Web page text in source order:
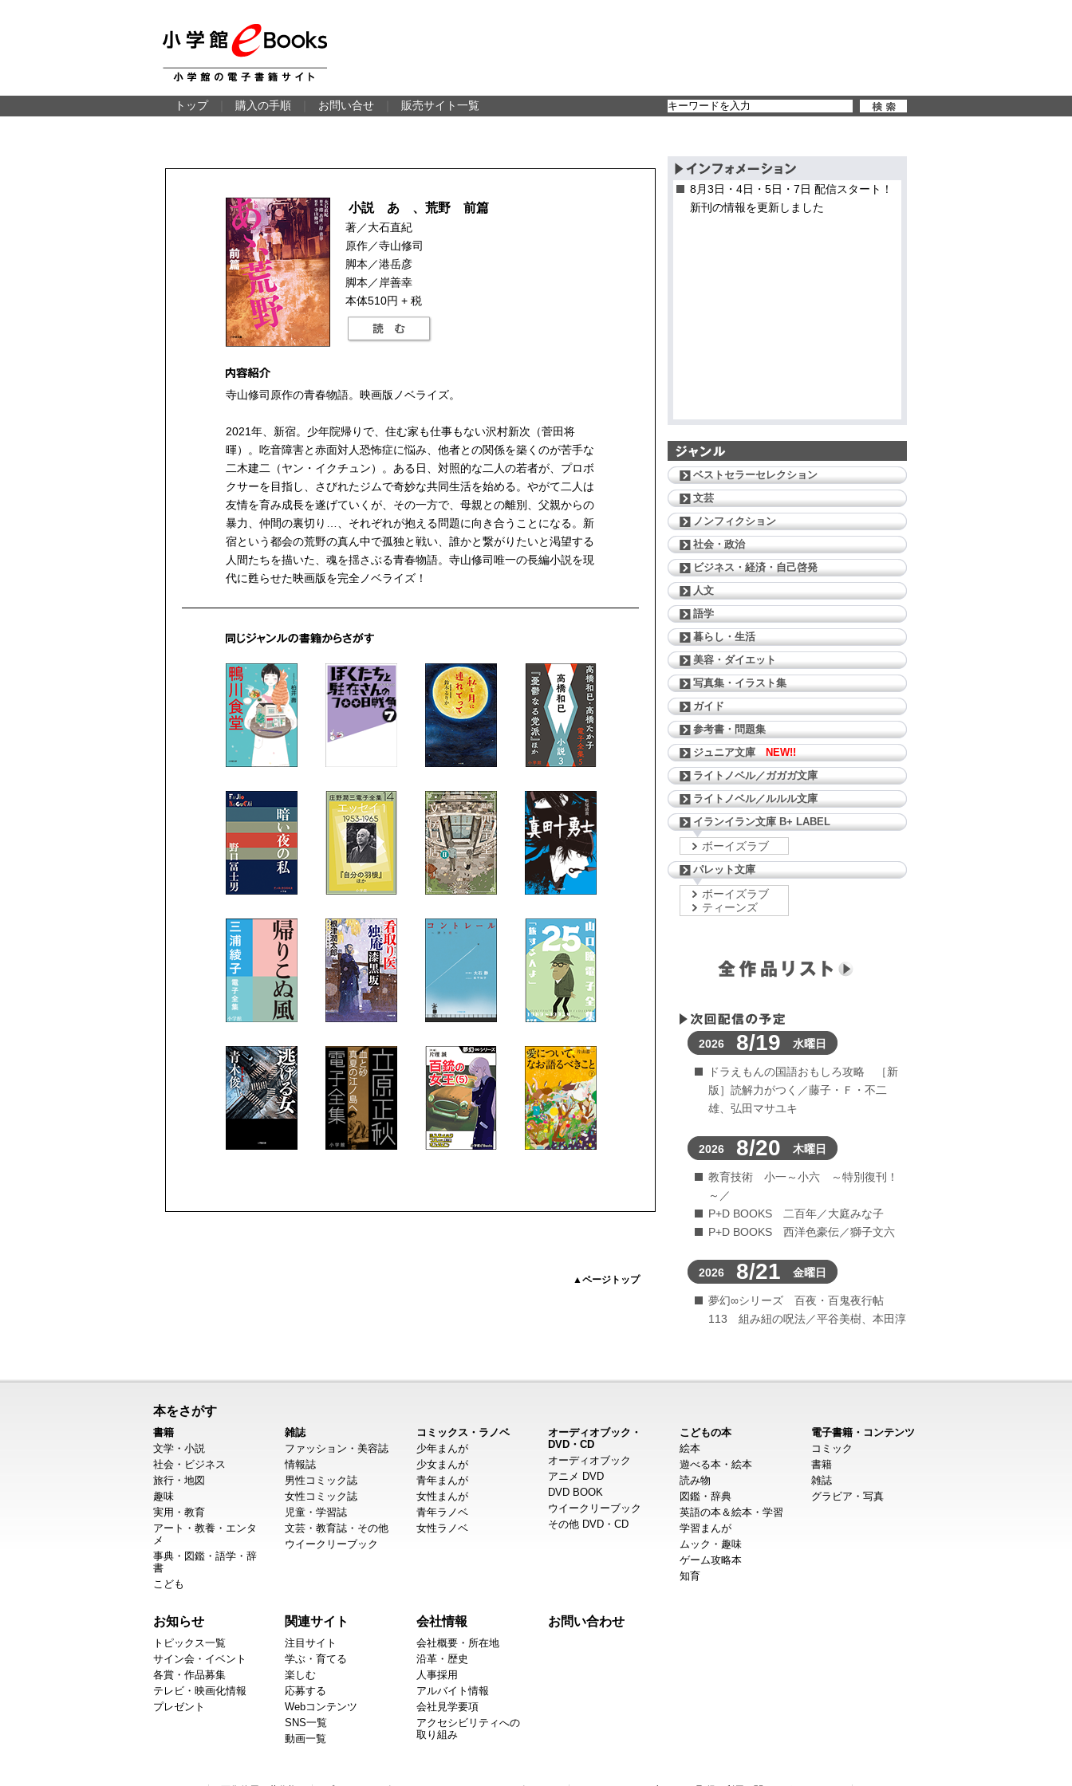
トップ 購入の手順 お問い合せ 販売サイト一覧
小説 あゝ、荒野 前篇
著／大石直紀
原作／寺山修司
脚本／港岳彦
脚本／岸善幸
本体510円 + 税
寺山修司原作の青春物語。映画版ノベライズ。
2021年、新宿。少年院帰りで、住む家も仕事もない沢村新次（菅田将
暉）。吃音障害と赤面対人恐怖症に悩み、他者との関係を築くのが苦手な
二木建二（ヤン・イクチュン）。ある日、対照的な二人の若者が、プロボ
クサーを目指し、さびれたジムで奇妙な共同生活を始める。やがて二人は
友情を育み成長を遂げていくが、その一方で、母親との離別、父親からの
暴力、仲間の裏切り…、それぞれが抱える問題に向き合うことになる。新
宿という都会の荒野の真ん中で孤独と戦い、誰かと繋がりたいと渇望する
人間たちを描いた、魂を揺さぶる青春物語。寺山修司唯一の長編小説を現
代に甦らせた映画版を完全ノベライズ！
▲ページトップ
8月3日・4日・5日・7日 配信スタート！
新刊の情報を更新しました
ベストセラーセレクション
文芸
ノンフィクション
社会・政治
ビジネス・経済・自己啓発
人文
語学
暮らし・生活
美容・ダイエット
写真集・イラスト集
ガイド
参考書・問題集
ジュニア文庫
NEW!!
ライトノベル／ガガガ文庫
ライトノベル／ルルル文庫
イランイラン文庫 B+ LABEL
ボーイズラブ
パレット文庫
ボーイズラブ
ティーンズ
2026 8/19 水曜日
ドラえもんの国語おもしろ攻略 ［新
版］読解力がつく／藤子・Ｆ・不二
雄、弘田マサユキ
2026 8/20 木曜日
教育技術 小一～小六 ～特別復刊！
～／
P+D BOOKS 二百年／大庭みな子
P+D BOOKS 西洋色豪伝／獅子文六
2026 8/21 金曜日
夢幻∞シリーズ 百夜・百鬼夜行帖
113 組み紐の呪法／平谷美樹、本田淳
本をさがす
書籍
文学・小説
社会・ビジネス
旅行・地図
趣味
実用・教育
アート・教養・エンタ
メ
事典・図鑑・語学・辞
書
こども
雑誌
ファッション・美容誌
情報誌
男性コミック誌
女性コミック誌
児童・学習誌
文芸・教育誌・その他
ウイークリーブック
コミックス・ラノベ
少年まんが
少女まんが
青年まんが
女性まんが
青年ラノベ
女性ラノベ
オーディオブック・
DVD・CD
オーディオブック
アニメ DVD
DVD BOOK
ウイークリーブック
その他 DVD・CD
こどもの本
絵本
遊べる本・絵本
読み物
図鑑・辞典
英語の本＆絵本・学習
学習まんが
ムック・趣味
ゲーム攻略本
知育
電子書籍・コンテンツ
コミック
書籍
雑誌
グラビア・写真
お知らせ
トピックス一覧
サイン会・イベント
各賞・作品募集
テレビ・映画化情報
プレゼント
関連サイト
注目サイト
学ぶ・育てる
楽しむ
応募する
Webコンテンツ
SNS一覧
動画一覧
会社情報
会社概要・所在地
沿革・歴史
人事採用
アルバイト情報
会社見学要項
アクセシビリティへの
取り組み
お問い合わせ